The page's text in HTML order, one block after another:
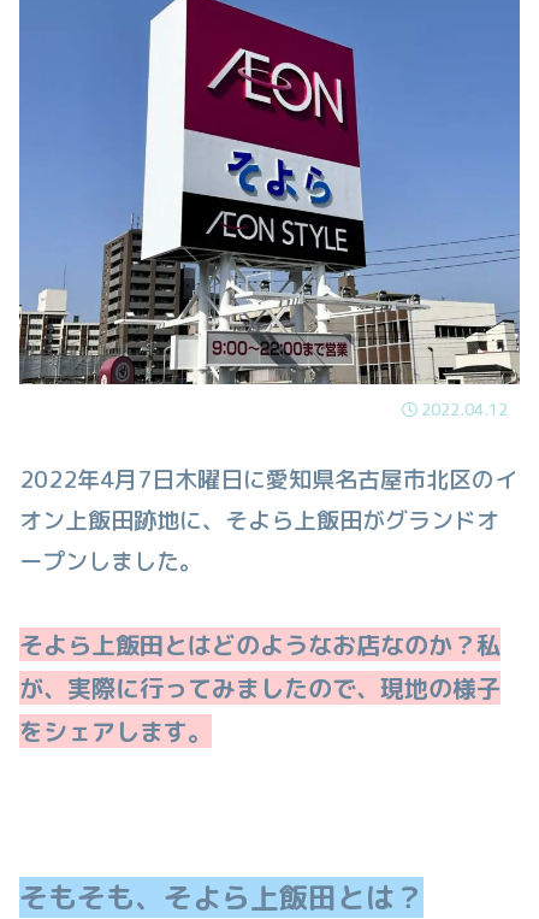
2022.04.12
2022年4月7日木曜日に愛知県名古屋市北区のイ
オン上飯田跡地に、そよら上飯田がグランドオ
ープンしました。
そよら上飯田とはどのようなお店なのか？私
が、実際に行ってみましたので、現地の様子
をシェアします。
そもそも、そよら上飯田とは？